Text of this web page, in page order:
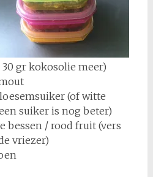
gr kokosolie meer)
(of witte
suiker is nog beter)
bessen / rood fruit (vers
vriezer)